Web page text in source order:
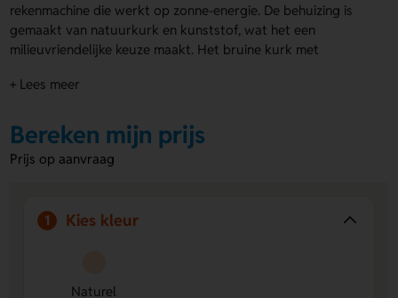
rekenmachine die werkt op zonne-energie. De behuizing is
gemaakt van natuurkurk en kunststof, wat het een
milieuvriendelijke keuze maakt. Het bruine kurk met
rekenmachine kurk wordt geleverd met een knoopcelbatterij
voor promoties en relaties. Laat je logo bij het scherm
plaatsen voor een persoonlijke touch. Kies voor de kurk
rekenmachine en maak een duurzame indruk op je klanten!
Duurzaam en milieuvriendelijk:
Stijlvol design:
+ Lees meer
Bereken mijn prijs
Prijs op aanvraag
1 Kies kleur
Naturel